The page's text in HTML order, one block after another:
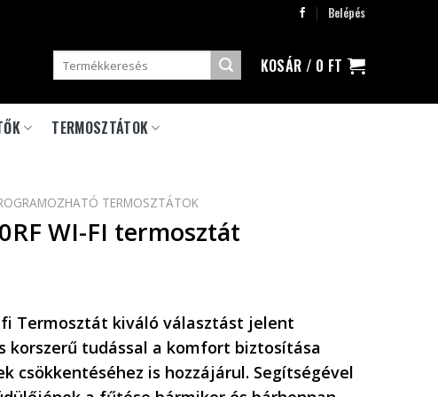
Belépés
KOSÁR / 0 FT
TERMOSZTÁTOK
TERMOSZTÁTOK
WI-FI termosztát
Termosztát kiváló választást jelent
korszerű tudással a komfort biztosítása
csökkentéséhez is hozzájárul. Segítségével